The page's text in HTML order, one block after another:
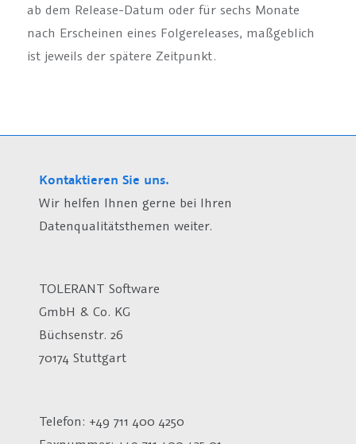
ab dem Release-Datum oder für sechs Monate
nach Erscheinen eines Folgereleases, maßgeblich
ist jeweils der spätere Zeitpunkt.
Kontaktieren Sie uns.
Wir helfen Ihnen gerne bei Ihren
Datenqualitätsthemen weiter.
TOLERANT Software
GmbH & Co. KG
Büchsenstr. 26
70174 Stuttgart
Telefon: +49 711 400 4250